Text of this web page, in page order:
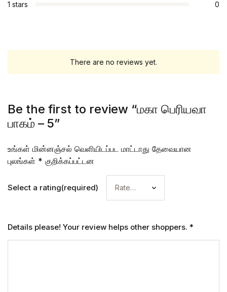
1 stars 0
There are no reviews yet.
Be the first to review “மகா பெரியவா
பாகம் – 5”
உங்கள் மின்னஞ்சல் வெளியிடப்பட மாட்டாது தேவையான
புலங்கள் * குறிக்கப்பட்டன
Select a rating(required)
Details please! Your review helps other shoppers. *